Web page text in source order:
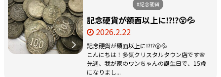
#記念硬貨
記念硬貨が額面以上に⁉️⁉️😮💦
2026.2.22
記念硬貨が額面以上に⁉️⁉️😮💦
こんにちは！多気クリスタルタウン店です🌸
先週、我が家のワンちゃんの誕生日で、15歳
になりまし...